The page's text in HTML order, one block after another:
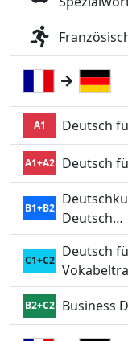
A1 Deutsch
A1+A2 Deutsch
B1+B2
Deutsch…
C1+C2
Deutsch
B2+C2 Business